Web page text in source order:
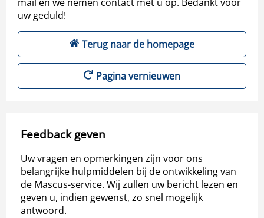
uw geduld!
Terug naar de homepage
Pagina vernieuwen
Feedback geven
Uw vragen en opmerkingen zijn voor ons
belangrijke hulpmiddelen bij de ontwikkeling van
de Mascus-service. Wij zullen uw bericht lezen en
geven u, indien gewenst, zo snel mogelijk
antwoord.